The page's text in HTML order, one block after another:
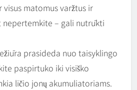
matomus varžtus ir
– gali nutrūkti
prasideda nuo taisyklingo
paspirtuko iki visiško
ličio jonų akumuliatoriams.